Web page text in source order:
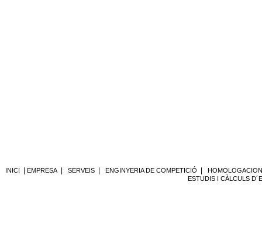
INICI EMPRESA| SERVEIS| ENGINYERIA DE COMPETICIÓ
ESTUDIS I CÀLCULS